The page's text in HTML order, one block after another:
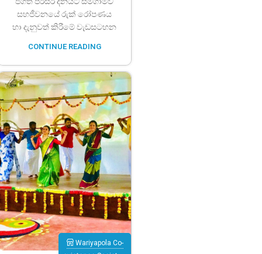
සහජීවනයේ රුක් රෝපණය
හා දැනුවත් කිරීමේ වැඩසටහන
CONTINUE READING
Wariyapola Co-